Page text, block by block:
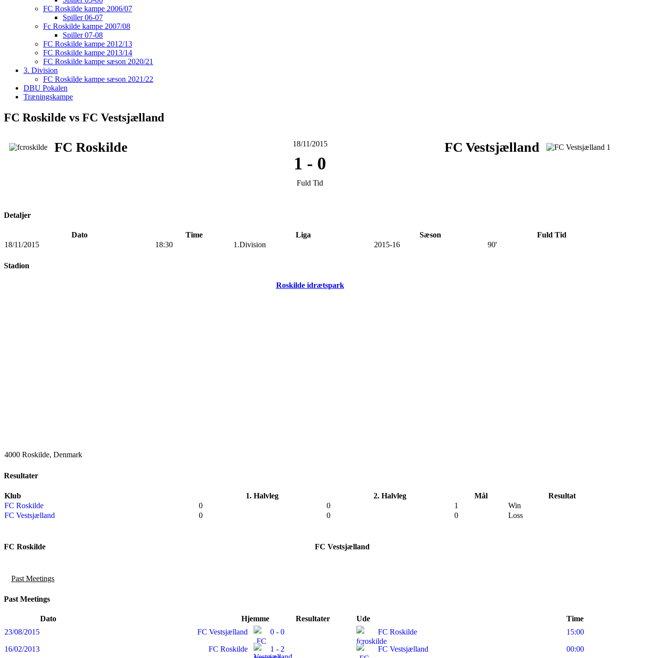
FC Roskilde kampe 2006/07
Spiller 06-07
Fc Roskilde kampe 2007/08
Spiller 07-08
FC Roskilde kampe 2012/13
FC Roskilde kampe 2013/14
FC Roskilde kampe sæson 2020/21
3. Division
FC Roskilde kampe sæson 2021/22
DBU Pokalen
Træningskampe
FC Roskilde vs FC Vestsjælland
FC Roskilde FC Vestsjælland
18/11/2015
1 - 0
Fuld Tid
Detaljer
Dato Time Liga Sæson
Fuld Tid
18/11/2015
18:30 1.Division 2015-16 90'
Stadion
Roskilde idrætspark
4000 Roskilde, Denmark
Resultater
Klub 1. Halvleg 2. Halvleg Mål
Resultat
FC Roskilde
0 0 1
Win
FC Vestsjælland
0 0 0 Loss
FC Roskilde FC Vestsjælland
Past Meetings
Past Meetings
Dato Hjemme Resultater Ude
Time
23/08/2015
FC Vestsjælland 0 - 0 FC Roskilde 15:00
16/02/2013 FC Roskilde 1 - 2 FC Vestsjælland 00:00